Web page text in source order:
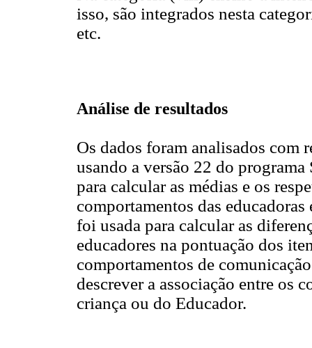
isso, são integrados nesta
etc.
Análise de resultados
Os dados foram analisados com
usando a versão 22 do
para calcular as médias e os
comportamentos das
foi usada para calcular as
educadores na pontuação dos
comportamentos de
descrever a associação entre os
criança ou do Educador.